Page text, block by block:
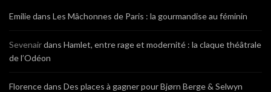
Emiliedans Les Mâchonnes de Paris : la gourmandise au féminin
Sevenairdans Hamlet, entre rage et modernité : la claque théâtrale
de l’Odéon
Florencedans Des places à gagner pour Bjørn Berge & Selwyn